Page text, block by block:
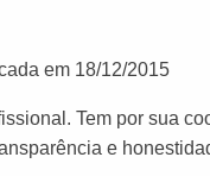
em 18/12/2015
Tem por sua
e